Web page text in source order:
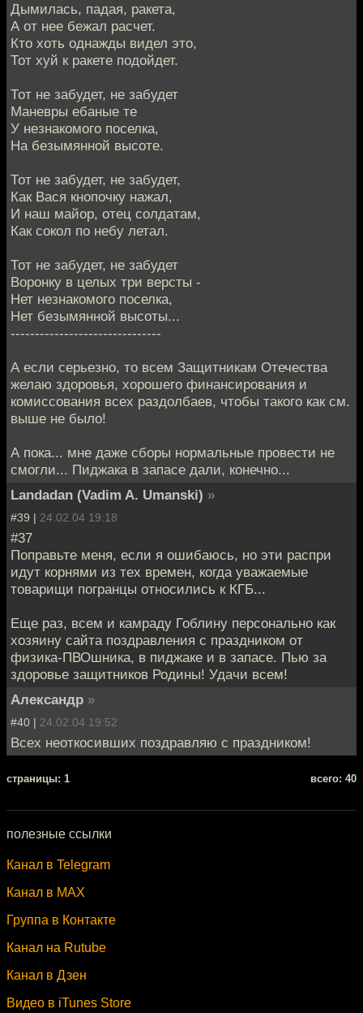
Дымилась, падая, ракета,
А от нее бежал расчет.
Кто хоть однажды видел это,
Тот хуй к ракете подойдет.
Тот не забудет, не забудет
Маневры ебаные те
У незнакомого поселка,
На безымянной высоте.
Тот не забудет, не забудет,
Как Вася кнопочку нажал,
И наш майор, отец солдатам,
Как сокол по небу летал.
Тот не забудет, не забудет
Воронку в целых три версты -
Нет незнакомого поселка,
Нет безымянной высоты...
-------------------------------
А если серьезно, то всем Защитникам Отечества
желаю здоровья, хорошего финансирования и
комиссования всех раздолбаев, чтобы такого как см.
выше не было!
А пока... мне даже сборы нормальные провести не
смогли... Пиджака в запасе дали, конечно...
Landadan (Vadim A. Umanski) »
#39 | 24.02.04 19:18
#37
Поправьте меня, если я ошибаюсь, но эти распри
идут корнями из тех времен, когда уважаемые
товарищи погранцы относились к КГБ...
Еще раз, всем и камраду Гоблину персонально как
хозяину сайта поздравления с праздником от
физика-ПВОшника, в пиджаке и в запасе. Пью за
здоровье защитников Родины! Удачи всем!
Александр »
#40 | 24.02.04 19:52
Всех неоткосивших поздравляю с праздником!
cтраницы: 1 всего: 40
полезные ссылки
Канал в Telegram
Канал в MAX
Группа в Контакте
Канал на Rutube
Канал в Дзен
Видео в iTunes Store